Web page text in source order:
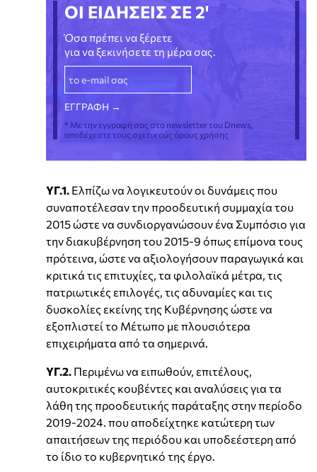
ΟΙ ΕΙΔΗΣΕΙΣ ΣΕ 2'
Όσα πρέπει να ξέρετε
για να ξεκινήσετε τη μέρα σας.
* Με την εγγραφή σας στο newsletter του Dnews,
αποδέχεστε τους σχετικούς όρους χρήσης
ΥΓ.1. Ελπίζω να λογικευτούν οι δυνάμεις που
συναποτέλεσαν την προοδευτική συμμαχία του
2015 ώστε να συνδιοργανώσουν ένα Συμπόσιο για
την διακυβέρνηση του 2015-9 όπως επίμονα τους
πρότεινα, ώστε να αξιολογήσουν παραγωγικά και
κριτικά τις επιτυχίες, τα φιλολαϊκά μέτρα, τις
πατριωτικές επιλογές, τις αδυναμίες και τις
δυσκολίες εκείνης της Κυβέρνησης ώστε να
εξοπλιστεί το Μέτωπο με πλουσιότερα
επιχειρήματα από τα σημερινά.
ΥΓ.2. Περιμένω να ειπωθούν, επιτέλους,
αυτοκριτικές κουβέντες και αναλύσεις για τα
λάθη της προοδευτικής παράταξης στην περίοδο
2019-2024. που αποδείχτηκε κατώτερη των
απαιτήσεων της περιόδου και υποδεέστερη από
το ίδιο το κυβερνητικό της έργο.